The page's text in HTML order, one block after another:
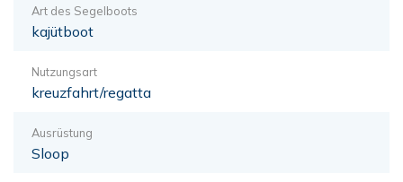
Art des Segelboots
kajütboot
Nutzungsart
kreuzfahrt/regatta
Ausrüstung
Sloop